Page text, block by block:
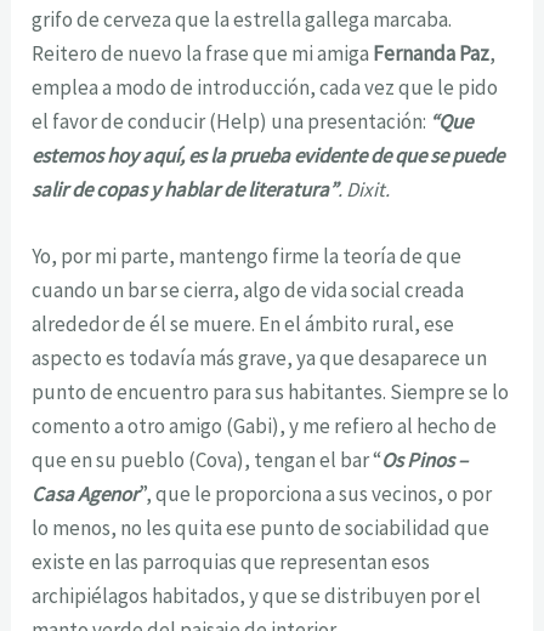
grifo de cerveza que la estrella gallega marcaba.
Reitero de nuevo la frase que mi amiga Fernanda Paz,
emplea a modo de introducción, cada vez que le pido
el favor de conducir (Help) una presentación: “Que
estemos hoy aquí, es la prueba evidente de que se puede
salir de copas y hablar de literatura”. Dixit.
Yo, por mi parte, mantengo firme la teoría de que
cuando un bar se cierra, algo de vida social creada
alrededor de él se muere. En el ámbito rural, ese
aspecto es todavía más grave, ya que desaparece un
punto de encuentro para sus habitantes. Siempre se lo
comento a otro amigo (Gabi), y me refiero al hecho de
que en su pueblo (Cova), tengan el bar “Os Pinos –
Casa Agenor”, que le proporciona a sus vecinos, o por
lo menos, no les quita ese punto de sociabilidad que
existe en las parroquias que representan esos
archipiélagos habitados, y que se distribuyen por el